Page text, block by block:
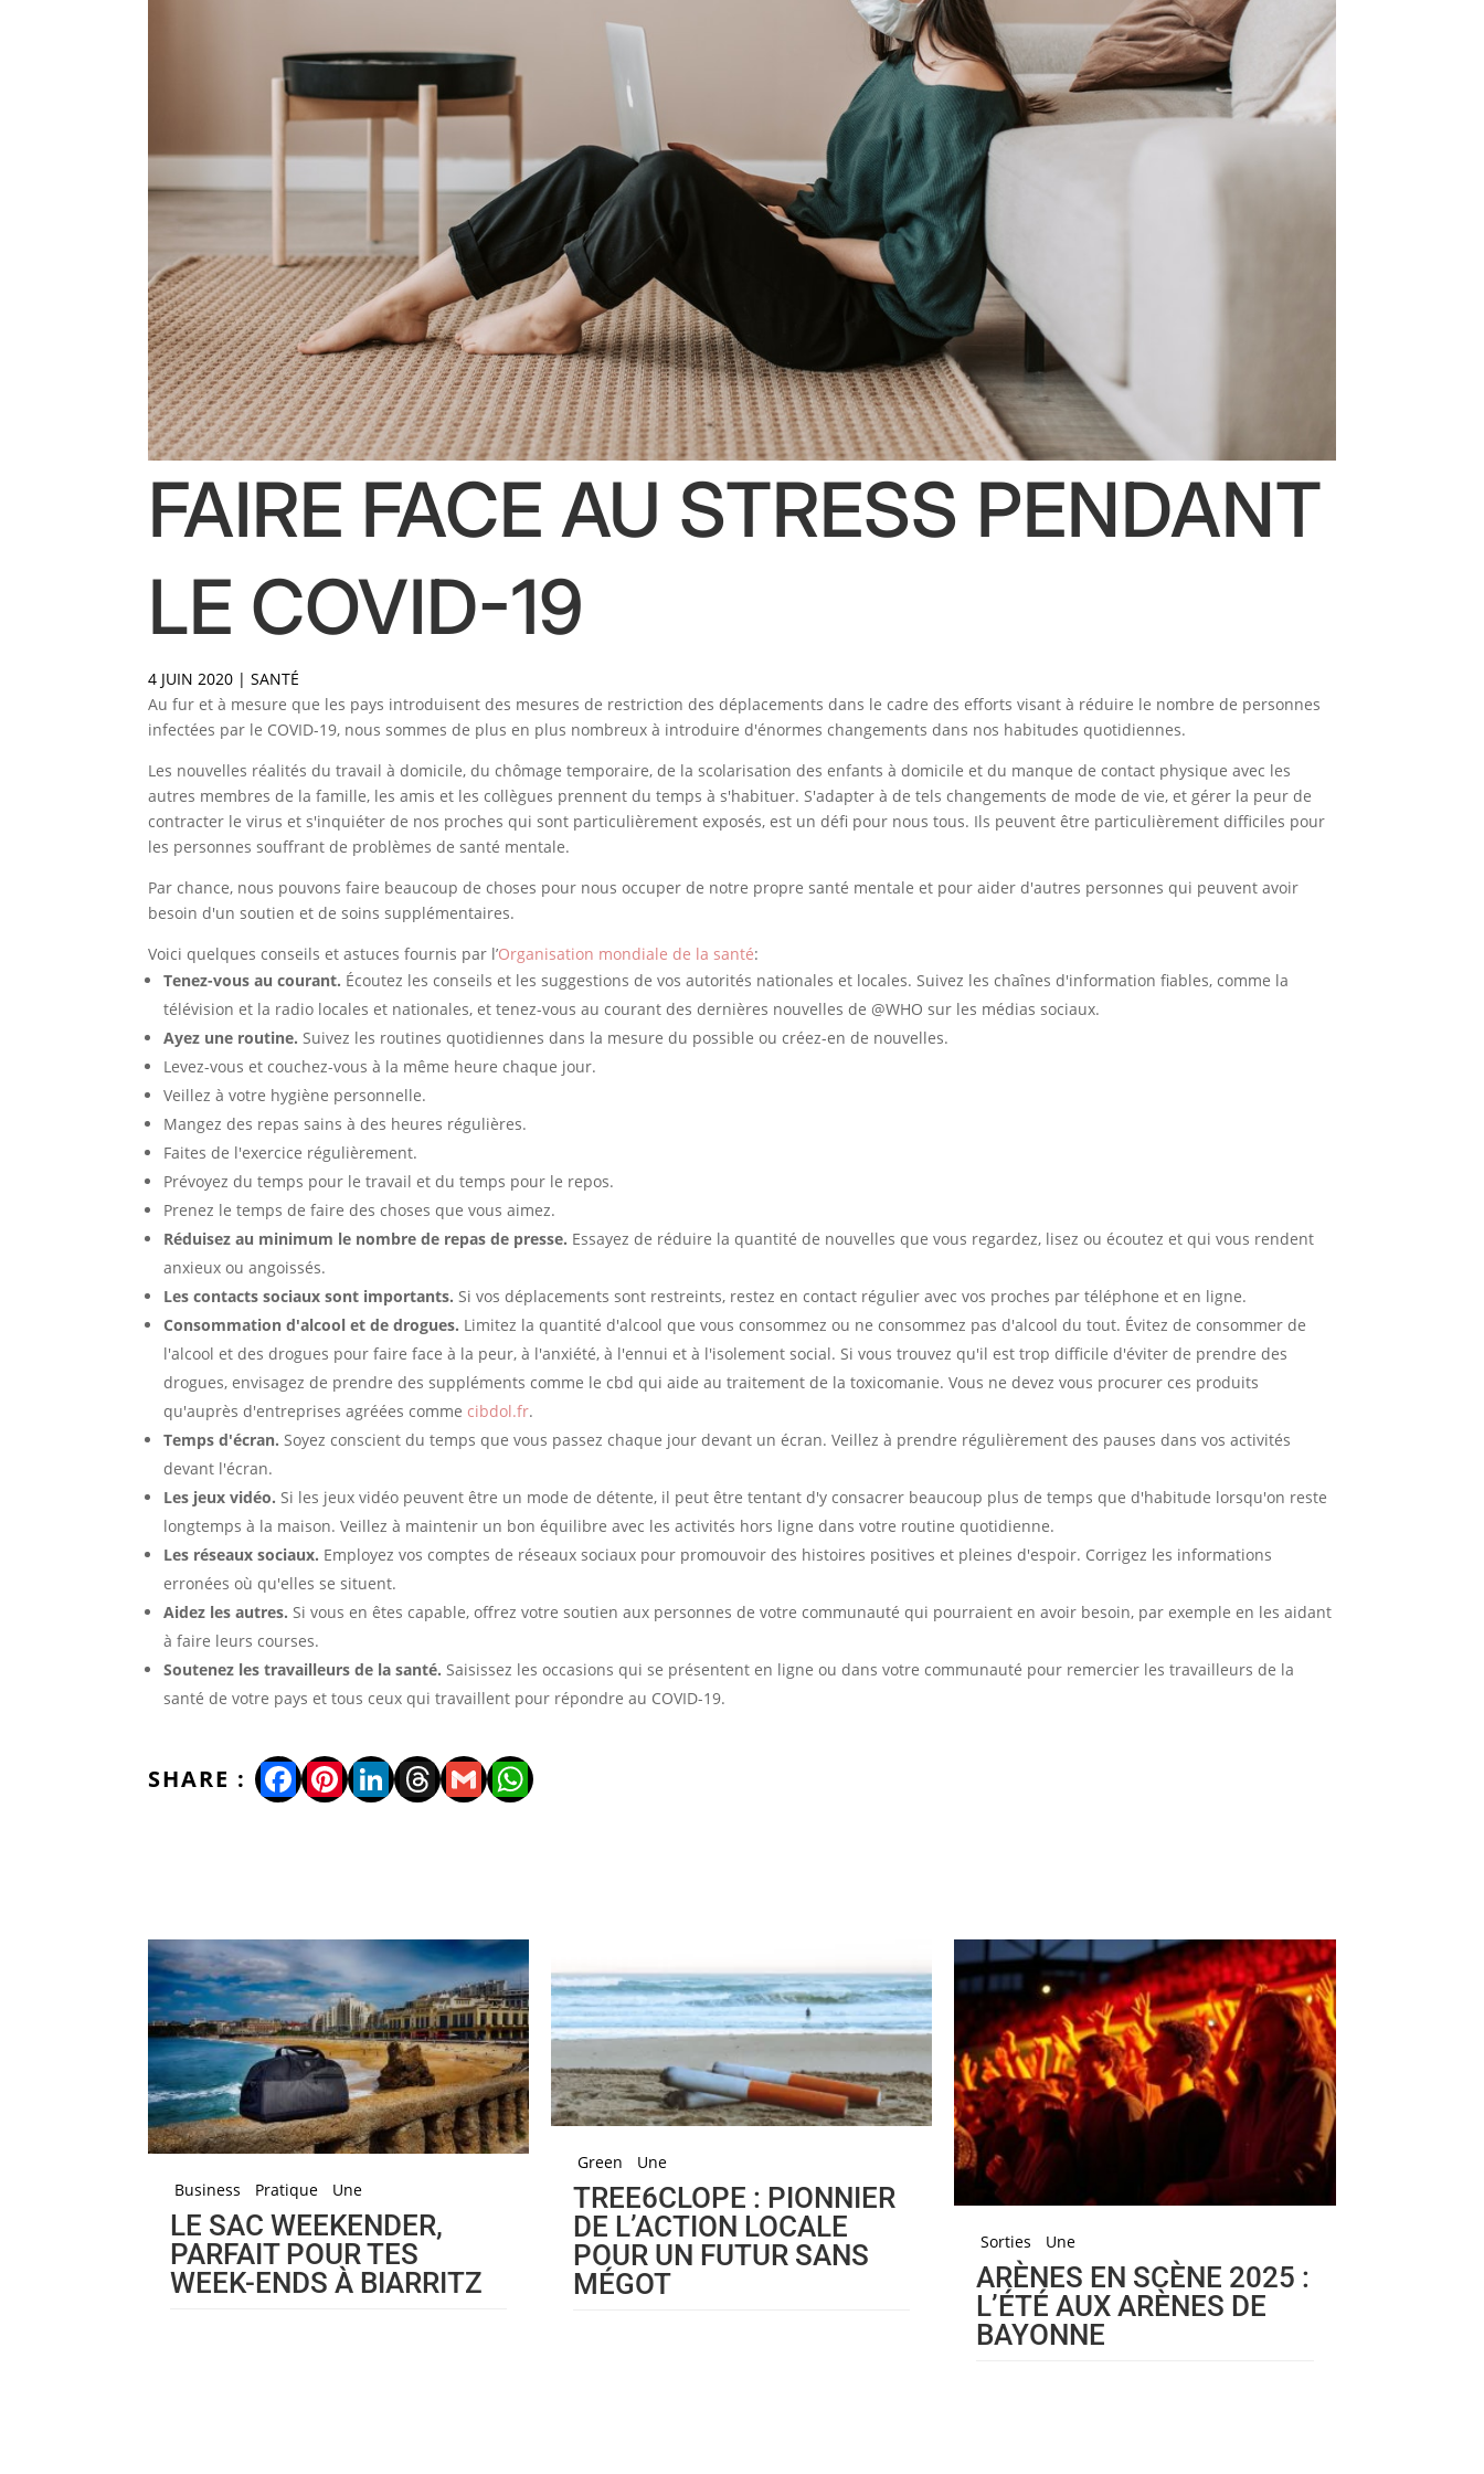
FAIRE FACE AU STRESS PENDANT
LE COVID-19
4 JUIN 2020 |SANTÉ
Au fur et à mesure que les pays introduisent des mesures de restriction des déplacements dans le cadre des efforts visant à réduire le nombre de personnes
infectées par le COVID-19, nous sommes de plus en plus nombreux à introduire d'énormes changements dans nos habitudes quotidiennes.
Les nouvelles réalités du travail à domicile, du chômage temporaire, de la scolarisation des enfants à domicile et du manque de contact physique avec les
autres membres de la famille, les amis et les collègues prennent du temps à s'habituer. S'adapter à de tels changements de mode de vie, et gérer la peur de
contracter le virus et s'inquiéter de nos proches qui sont particulièrement exposés, est un défi pour nous tous. Ils peuvent être particulièrement difficiles pour
les personnes souffrant de problèmes de santé mentale.
Par chance, nous pouvons faire beaucoup de choses pour nous occuper de notre propre santé mentale et pour aider d'autres personnes qui peuvent avoir
besoin d'un soutien et de soins supplémentaires.
Voici quelques conseils et astuces fournis par l’Organisation mondiale de la santé:
Tenez-vous au courant. Écoutez les conseils et les suggestions de vos autorités nationales et locales. Suivez les chaînes d'information fiables, comme la
télévision et la radio locales et nationales, et tenez-vous au courant des dernières nouvelles de @WHO sur les médias sociaux.
Ayez une routine.Suivez les routines quotidiennes dans la mesure du possible ou créez-en de nouvelles.
Levez-vous et couchez-vous à la même heure chaque jour.
Veillez à votre hygiène personnelle.
Mangez des repas sains à des heures régulières.
Faites de l'exercice régulièrement.
Prévoyez du temps pour le travail et du temps pour le repos.
Prenez le temps de faire des choses que vous aimez.
Réduisez au minimum le nombre de repas de presse. Essayez de réduire la quantité de nouvelles que vous regardez, lisez ou écoutez et qui vous rendent
anxieux ou angoissés.
Les contacts sociaux sont importants.Si vos déplacements sont restreints, restez en contact régulier avec vos proches par téléphone et en ligne.
Consommation d'alcool et de drogues. Limitez la quantité d'alcool que vous consommez ou ne consommez pas d'alcool du tout. Évitez de consommer de
l'alcool et des drogues pour faire face à la peur, à l'anxiété, à l'ennui et à l'isolement social. Si vous trouvez qu'il est trop difficile d'éviter de prendre des
drogues, envisagez de prendre des suppléments comme le cbd qui aide au traitement de la toxicomanie. Vous ne devez vous procurer ces produits
qu'auprès d'entreprises agréées comme cibdol.fr.
Temps d'écran.Soyez conscient du temps que vous passez chaque jour devant un écran. Veillez à prendre régulièrement des pauses dans vos activités
devant l'écran.
Les jeux vidéo.Si les jeux vidéo peuvent être un mode de détente, il peut être tentant d'y consacrer beaucoup plus de temps que d'habitude lorsqu'on reste
longtemps à la maison. Veillez à maintenir un bon équilibre avec les activités hors ligne dans votre routine quotidienne.
Les réseaux sociaux. Employez vos comptes de réseaux sociaux pour promouvoir des histoires positives et pleines d'espoir. Corrigez les informations
erronées où qu'elles se situent.
Aidez les autres.Si vous en êtes capable, offrez votre soutien aux personnes de votre communauté qui pourraient en avoir besoin, par exemple en les aidant
à faire leurs courses.
Soutenez les travailleurs de la santé.Saisissez les occasions qui se présentent en ligne ou dans votre communauté pour remercier les travailleurs de la
santé de votre pays et tous ceux qui travaillent pour répondre au COVID-19.
Facebook
Pinterest
LinkedIn
Threads
GmailWhatsApp
Business Pratique Une
LE SAC WEEKENDER,
PARFAIT POUR TES
WEEK-ENDS À BIARRITZ
Green Une
TREE6CLOPE : PIONNIER
DE L’ACTION LOCALE
POUR UN FUTUR SANS
MÉGOT
Sorties Une
ARÈNES EN SCÈNE 2025 :
L’ÉTÉ AUX ARÈNES DE
BAYONNE